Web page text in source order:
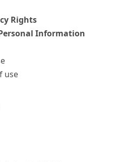
Rights
Information
use